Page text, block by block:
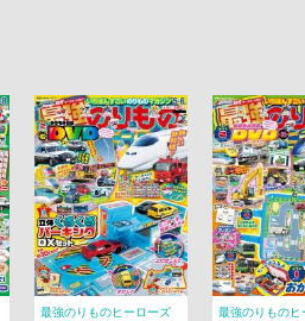
最強のりものヒーローズ
最強のりものヒ